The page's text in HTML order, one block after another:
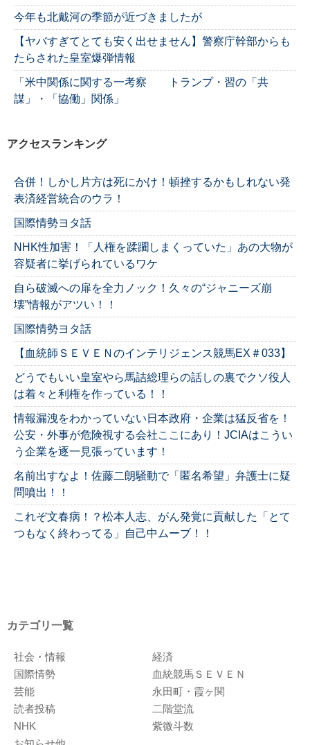
今年も北戴河の季節が近づきましたが
【ヤバすぎてとても安く出せません】警察庁幹部からも
たらされた皇室爆弾情報
「米中関係に関する一考察 トランプ・習の「共
謀」・「協働」関係」
アクセスランキング
合併！しかし片方は死にかけ！頓挫するかもしれない発
表済経営統合のウラ！
国際情勢ヨタ話
NHK性加害！「人権を蹂躙しまくっていた」あの大物が
容疑者に挙げられているワケ
自ら破滅への扉を全力ノック！久々の“ジャニーズ崩
壊”情報がアツい！！
国際情勢ヨタ話
【血統師ＳＥＶＥＮのインテリジェンス競馬EX＃033】
どうでもいい皇室やら馬詰総理らの話しの裏でクソ役人
は着々と利権を作っている！！
情報漏洩をわかっていない日本政府・企業は猛反省を！
公安・外事が危険視する会社ここにあり！JCIAはこうい
う企業を逐一見張っています！
名前出すなよ！佐藤二朗騒動で「匿名希望」弁護士に疑
問噴出！！
これぞ文春病！？松本人志、がん発覚に貢献した「とて
つもなく終わってる」自己中ムーブ！！
カテゴリ一覧
社会・情報
経済
国際情勢
血統競馬ＳＥＶＥＮ
芸能
永田町・霞ヶ関
読者投稿
二階堂流
NHK
紫微斗数